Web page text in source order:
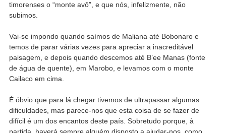
timorenses o “monte avô”, e que nós, infelizmente, não
subimos.
Vai-se impondo quando saímos de Maliana até Bobonaro e
temos de parar várias vezes para apreciar a inacreditável
paisagem, e depois quando descemos até B’ee Manas (fonte
de água de quente), em Marobo, e levamos com o monte
Cailaco em cima.
É óbvio que para lá chegar tivemos de ultrapassar algumas
dificuldades, mas parece-nos que esta coisa de se fazer de
difícil é um dos encantos deste país. Sobretudo porque, à